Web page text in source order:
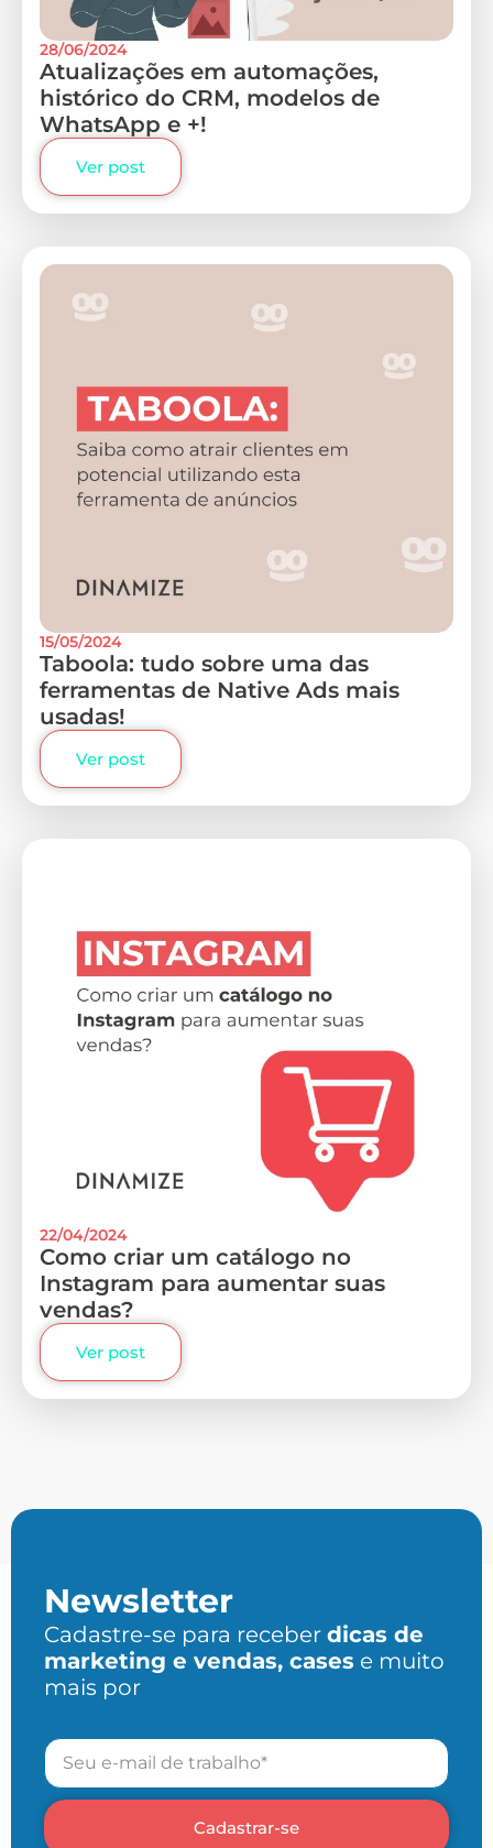
28/06/2024
Atualizações em automações,
histórico do CRM, modelos de
WhatsApp e +!
Ver post
15/05/2024
Taboola: tudo sobre uma das
ferramentas de Native Ads mais
usadas!
Ver post
22/04/2024
Como criar um catálogo no
Instagram para aumentar suas
vendas?
Ver post
Newsletter
Cadastre-se para receber dicas de
marketing e vendas, cases e muito
mais por
Cadastrar-se